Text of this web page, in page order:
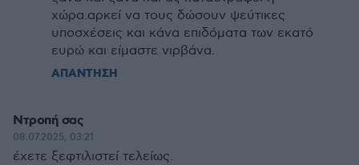
χώρα.αρκεί να τους δώσουν ψεύτικες
υποσχέσεις και κάνα επιδόματα των εκατό
ευρώ και είμαστε νιρβάνα.
ΑΠΑΝΤΗΣΗ
Ντροπή σας
08.07.2025, 03:21
έχετε ξεφτιλιστεί τελείως.